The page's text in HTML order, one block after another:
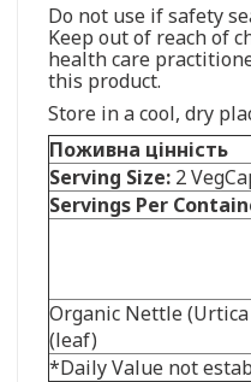
Do not use if safety
Keep out of reach of
health care
this product.
Store in a cool, dry
Поживна цінність
Serving Size: 2
Servings Per
Organic Nettle
(leaf)
*Daily Value not